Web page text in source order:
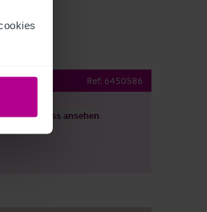
Ref: 6450586
Grundriss ansehen